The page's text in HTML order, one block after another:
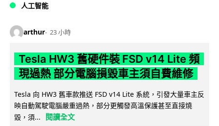
人工智能
arthur 23 小時
Tesla HW3 舊硬件裝 FSD v14 Lite 頻
現過熱 部分電腦損毀車主須自費維修
Tesla 向 HW3 舊車款推送 FSD v14 Lite 系統，引發大量車主反
映自動駕駛電腦嚴重過熱，部分更觸發高溫保護甚至直接燒
毀，須...
閱讀全文